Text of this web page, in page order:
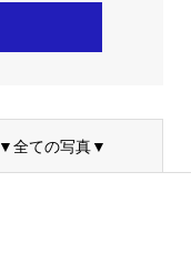
▼全ての写真▼